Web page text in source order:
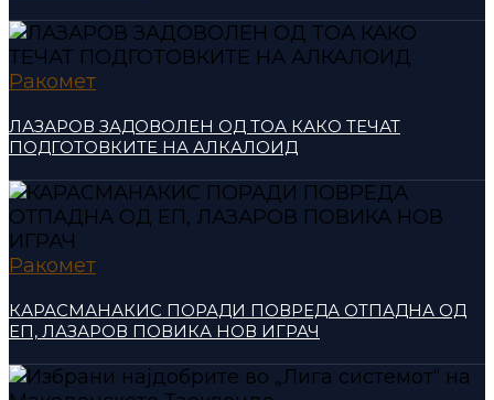
Ракомет
ЛАЗАРОВ ЗАДОВОЛЕН ОД ТОА КАКО ТЕЧАТ
ПОДГОТОВКИТЕ НА АЛКАЛОИД
Ракомет
КАРАСМАНАКИС ПОРАДИ ПОВРЕДА ОТПАДНА ОД
ЕП, ЛАЗАРОВ ПОВИКА НОВ ИГРАЧ